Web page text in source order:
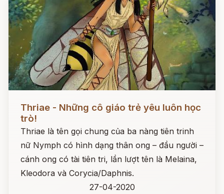
Thriae - Những cô giáo trẻ yêu luôn học
trò!
Thriae là tên gọi chung của ba nàng tiên trinh
nữ Nymph có hình dạng thân ong – đầu người –
cánh ong có tài tiên tri, lần lượt tên là Melaina,
Kleodora và Corycia/Daphnis.
27-04-2020